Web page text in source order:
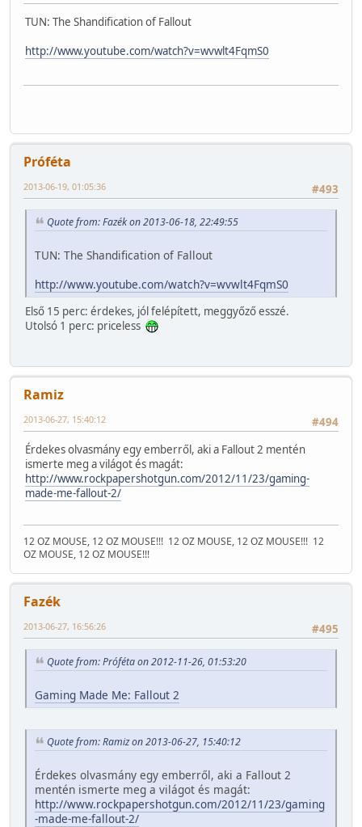
TUN: The Shandification of Fallout
http://www.youtube.com/watch?v=wvwlt4FqmS0
Próféta
#493
2013-06-19, 01:05:36
Quote from: Fazék on 2013-06-18, 22:49:55
TUN: The Shandification of Fallout
http://www.youtube.com/watch?v=wvwlt4FqmS0
Első 15 perc: érdekes, jól felépített, meggyőző esszé.
Utolsó 1 perc: priceless
Ramiz
#494
2013-06-27, 15:40:12
Érdekes olvasmány egy emberről, aki a Fallout 2 mentén
ismerte meg a világot és magát:
http://www.rockpapershotgun.com/2012/11/23/gaming-
made-me-fallout-2/
12 OZ MOUSE, 12 OZ MOUSE!!! 12 OZ MOUSE, 12 OZ MOUSE!!! 12
OZ MOUSE, 12 OZ MOUSE!!!
Fazék
#495
2013-06-27, 16:56:26
Quote from: Próféta on 2012-11-26, 01:53:20
Gaming Made Me: Fallout 2
Quote from: Ramiz on 2013-06-27, 15:40:12
Érdekes olvasmány egy emberről, aki a Fallout 2
mentén ismerte meg a világot és magát:
http://www.rockpapershotgun.com/2012/11/23/gaming
-made-me-fallout-2/